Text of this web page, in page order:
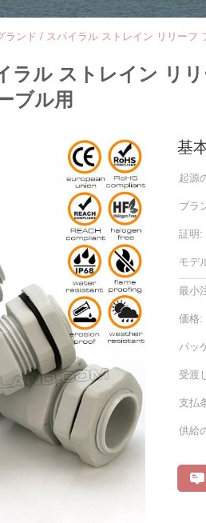
ランド / スパイラル ストレイン リリー
ラル ストレイン リ
ブル用
基
起源
ブラ
証明:
モデ
最小
価格:
パッ
受渡
支払
供給